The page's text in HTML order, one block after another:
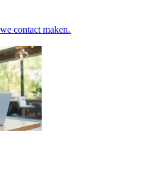
contact maken.​​